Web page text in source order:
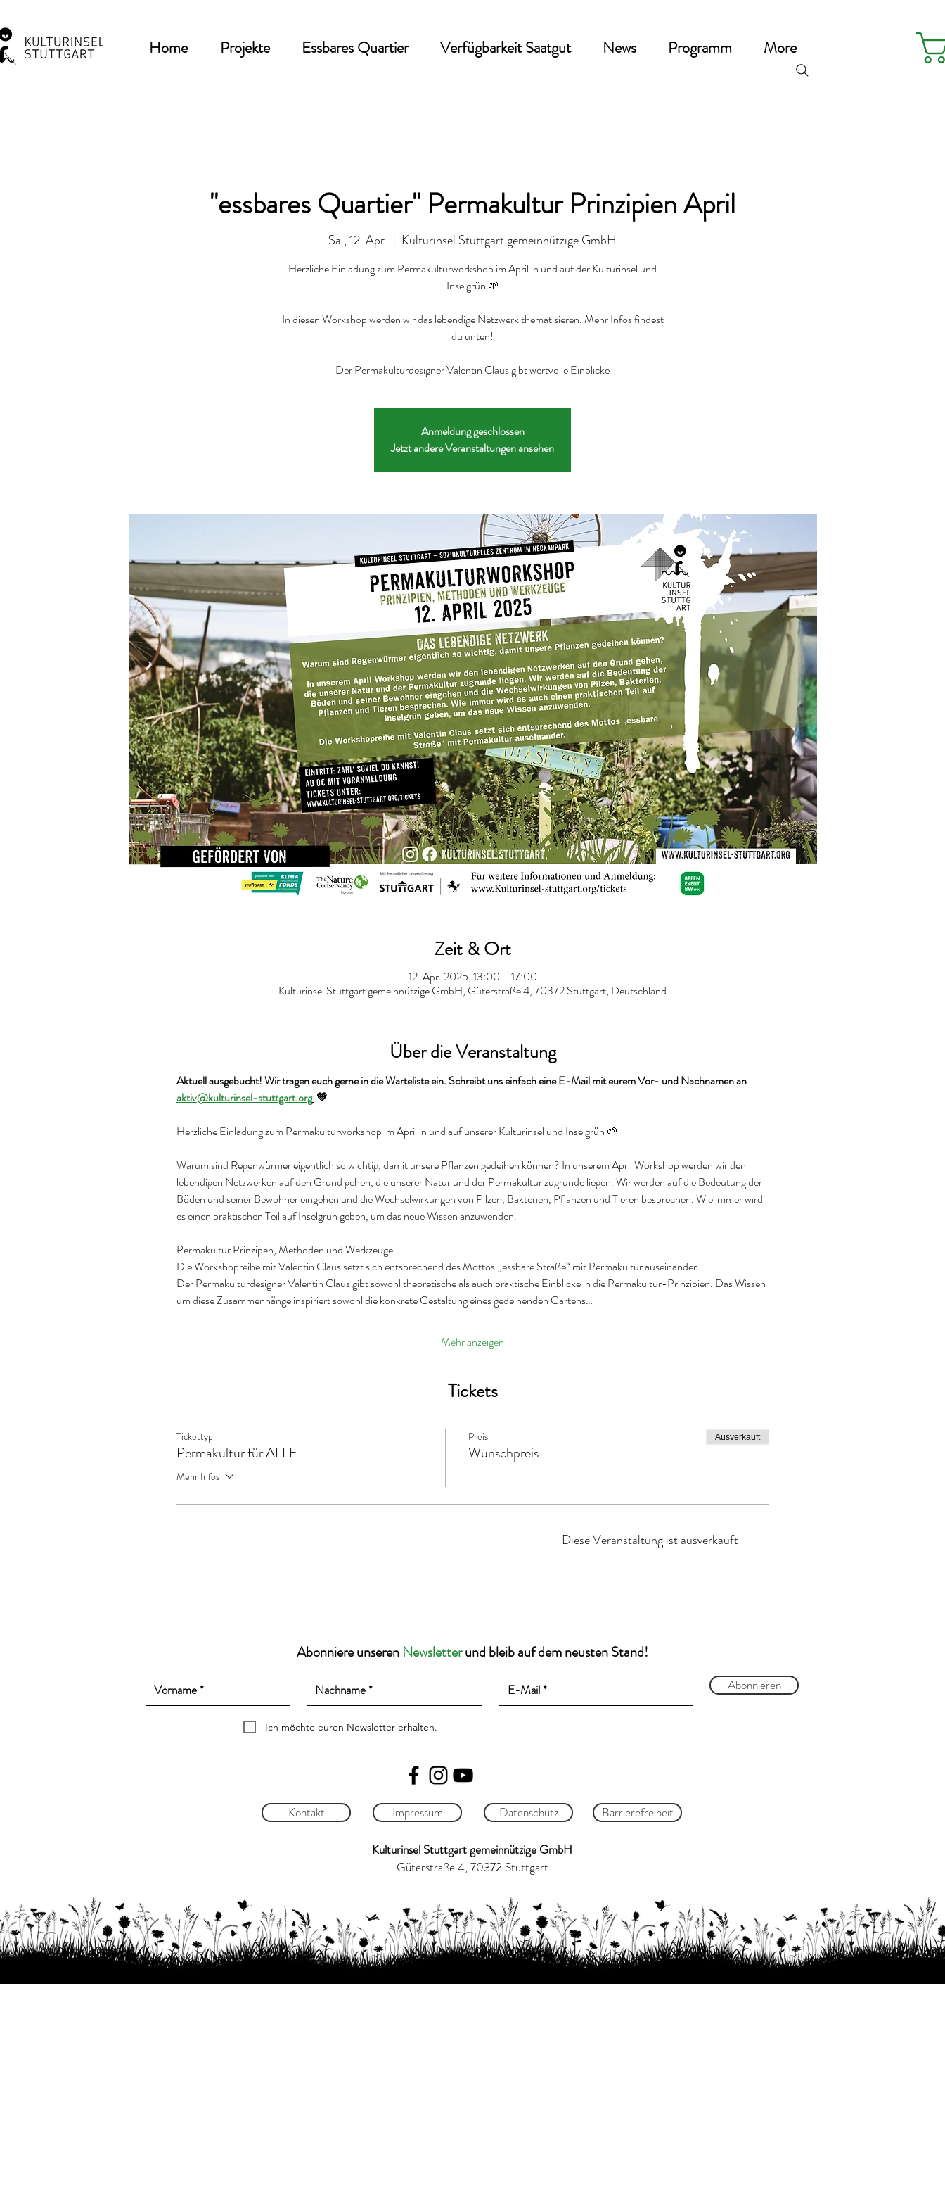
Home Projekte Essbares Quartier Verfügbarkeit Saatgut News Programm More
"essbares Quartier" Permakultur Prinzipien April
Sa., 12. Apr.
  |
Kulturinsel Stuttgart gemeinnützige GmbH
Herzliche Einladung zum Permakulturworkshop im April in und auf der Kulturinsel und
Inselgrün 🌱
In diesen Workshop werden wir das lebendige Netzwerk thematisieren. Mehr Infos findest
du unten!
Der Permakulturdesigner Valentin Claus gibt wertvolle Einblicke
Anmeldung geschlossen
Jetzt andere Veranstaltungen ansehen
Zeit & Ort
12. Apr. 2025, 13:00 – 17:00
Kulturinsel Stuttgart gemeinnützige GmbH, Güterstraße 4, 70372 Stuttgart, Deutschland
Über die Veranstaltung
Aktuell ausgebucht! Wir tragen euch gerne in die Warteliste ein. Schreibt uns einfach eine E-Mail mit eurem Vor- und Nachnamen an
aktiv@kulturinsel-stuttgart.org 💚
Herzliche Einladung zum Permakulturworkshop im April in und auf unserer Kulturinsel und Inselgrün 🌱
Warum sind Regenwürmer eigentlich so wichtig, damit unsere Pflanzen gedeihen können? In unserem April Workshop werden wir den
lebendigen Netzwerken auf den Grund gehen, die unserer Natur und der Permakultur zugrunde liegen. Wir werden auf die Bedeutung der
Böden und seiner Bewohner eingehen und die Wechselwirkungen von Pilzen, Bakterien, Pflanzen und Tieren besprechen. Wie immer wird
es einen praktischen Teil auf Inselgrün geben, um das neue Wissen anzuwenden.
Permakultur Prinzipen, Methoden und Werkzeuge
Die Workshopreihe mit Valentin Claus setzt sich entsprechend des Mottos „essbare Straße“ mit Permakultur auseinander.
Der Permakulturdesigner Valentin Claus gibt sowohl theoretische als auch praktische Einblicke in die Permakultur-Prinzipien. Das Wissen
um diese Zusammenhänge inspiriert sowohl die konkrete Gestaltung eines gedeihenden Gartens…
Mehr anzeigen
Tickets
Tickettyp
Permakultur für ALLE
Mehr Infos
Preis
Wunschpreis
Ausverkauft
Diese Veranstaltung ist ausverkauft
Abonniere unseren Newsletterund bleib auf dem neusten Stand!
Abonnieren
Ich möchte euren Newsletter erhalten.
Kontakt Impressum Datenschutz Barrierefreiheit
Kulturinsel Stuttgart gemeinnützige GmbH
Güterstraße 4, 70372 Stuttgart